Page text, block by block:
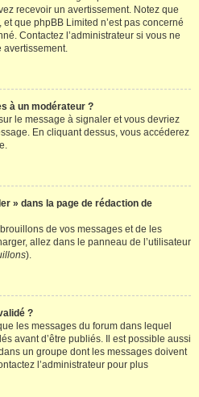
recevoir un avertissement. Notez que
et que phpBB Limited n’est pas concerné
Contactez l’administrateur si vous ne
avertissement.
à un modérateur ?
le message à signaler et vous devriez
En cliquant dessus, vous accéderez
» dans la page de rédaction de
de vos messages et de les
allez dans le panneau de l’utilisateur
).
?
les messages du forum dans lequel
avant d’être publiés. Il est possible aussi
un groupe dont les messages doivent
l’administrateur pour plus